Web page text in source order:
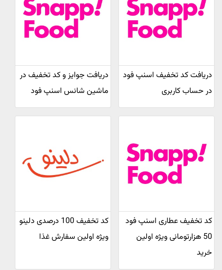
دریافت کد تخفیف اسنپ فود
در حساب کاربری
دریافت جوایز و کد تخفیف در
ماشین شانس اسنپ فود
کد تخفیف عطاری اسنپ فود
50 هزارتومانی ویژه اولین
خرید
کد تخفیف 100 درصدی دلینو
ویژه اولین سفارش غذا